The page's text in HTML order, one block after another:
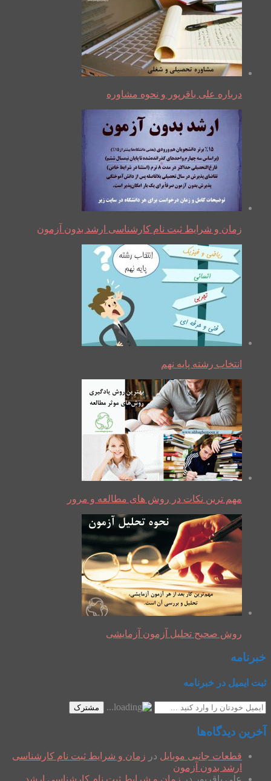
درباره علی باقرپور و نحوه مشاوره
زمان و شرایط ثبت نام کارشناسی ارشد بدون آزمون
انتخاب رشته پایه نهم
مهم ترین نکات در روش های مطالعه و مرور
روش صحیح تحلیل آزمون آزمایشی
خبرنامه
ثبت ایمیل در خبرنامه
مشترک
آخرین دیدگاه‌ها
قطعات جانبی موبایل در زمان و شرایط ثبت نام کارشناسی
ارشد بدون آزمون
علی باقرپور در زمان و شرایط ثبت نام کارشناسی ارشد